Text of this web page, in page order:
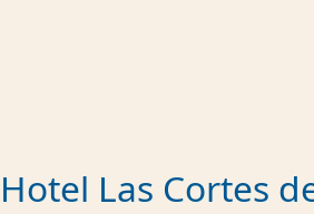
Hotel Las Cortes